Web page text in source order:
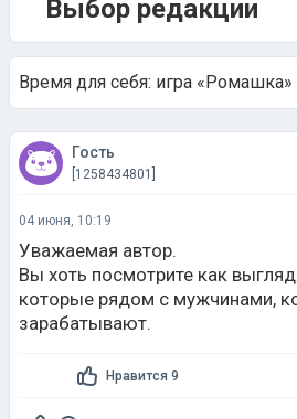
Выбор редакции
Время для себя: игра «Ромашка»
Гость
[1258434801]
04 июня, 10:19
Уважаемая автор.
Вы хоть посмотрите как
которые рядом с мужчинами,
зарабатывают.
Нравится 9